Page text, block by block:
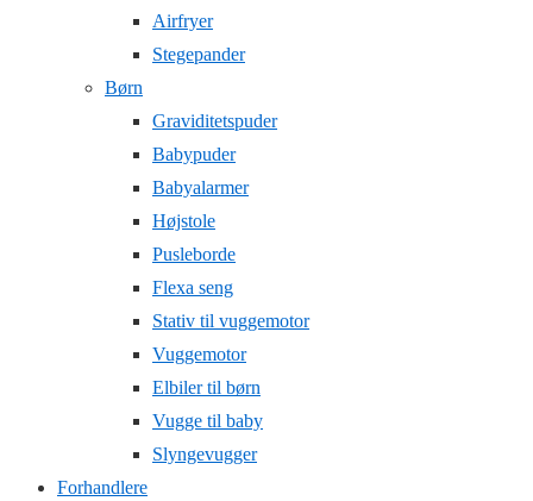
Airfryer
Stegepander
Børn
Graviditetspuder
Babypuder
Babyalarmer
Højstole
Pusleborde
Flexa seng
Stativ til vuggemotor
Vuggemotor
Elbiler til børn
Vugge til baby
Slyngevugger
Forhandlere